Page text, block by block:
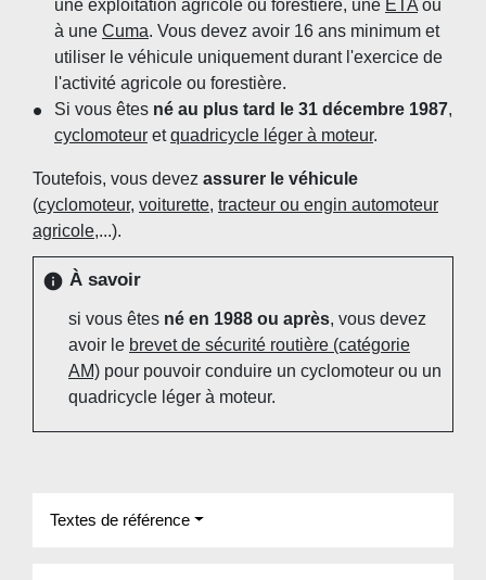
une exploitation agricole ou forestière, une ETA ou
à une Cuma. Vous devez avoir 16 ans minimum et
utiliser le véhicule uniquement durant l'exercice de
l'activité agricole ou forestière.
Si vous êtes né au plus tard le 31 décembre 1987,
cyclomoteur etquadricycle léger à moteur.
Toutefois, vous devez assurer le véhicule
(cyclomoteur, voiturette, tracteur ou engin automoteur
agricole,...).
info À savoir
si vous êtes né en 1988 ou après, vous devez
avoir le brevet de sécurité routière (catégorie
AM) pour pouvoir conduire un cyclomoteur ou un
quadricycle léger à moteur.
Textes de référence